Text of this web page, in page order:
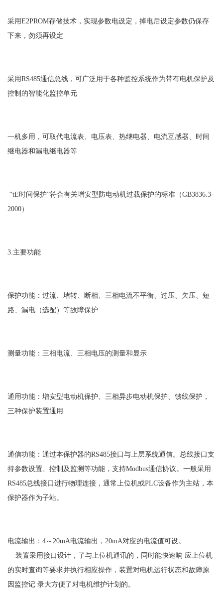
采用E2PROM存储技术，实现参数电设定，掉电后设定参数仍保存
下来，勿须再设定
采用RS485通信总线，可广泛用于各种监控系统作为带有电机保护及
控制的智能化监控单元
一机多用，可取代电流表、电压表、热继电器、电流互感器、时间
继电器和漏电继电器等
“tE时间保护”符合有关增安型防电动机过载保护的标准（GB3836.3-
2000）
3.主要功能
保护功能：过流、堵转、断相、三相电流不平衡、过压、欠压、短
路、漏电（选配）等故障保护
测量功能：三相电流、三相电压的测量和显示
通用功能：增安型电动机保护、三相异步电动机保护、馈线保护，
三种保护装置通用
通信功能：通过本保护器的RS485接口与上层系统通信。总线接口支
持参数设置、控制及监测等功能，支持Modbus通信协议。一般采用
RS485总线接口进行物理连接，通常上位机或PLC设备作为主站，本
保护器作为子站。
电流输出：4～20mA电流输出，20mA对应的电流值可设。
装置采用接口设计，了与上位机通讯的，同时能快速响 应上位机
的实时查询等要求并执行相应操作，装置对电机运行状态和故障原
因监控记 录大方便了对电机维护计划的。